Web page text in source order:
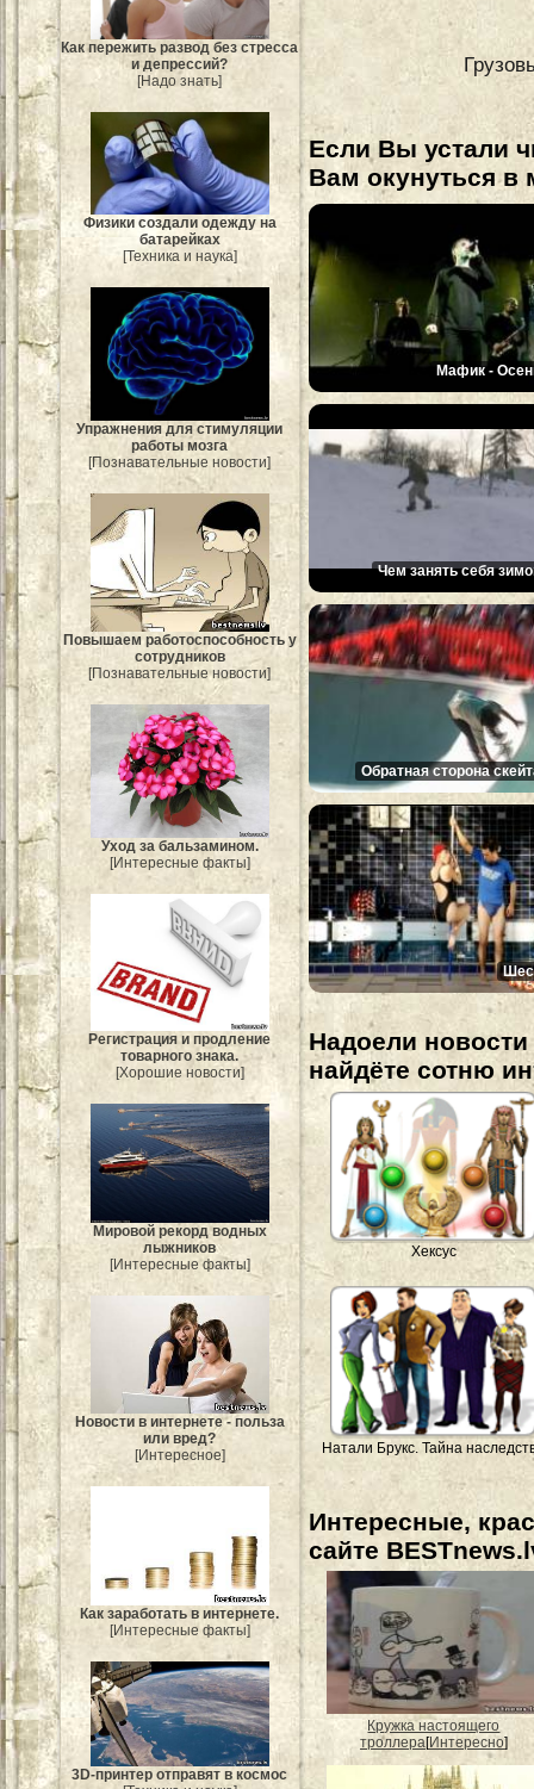
Как пережить развод без стресса
и депрессий?
[Надо знать]
Физики создали одежду на
батарейках
[Техника и наука]
Упражнения для стимуляции
работы мозга
[Познавательные новости]
Повышаем работоспособность у
сотрудников
[Познавательные новости]
Уход за бальзамином.
[Интересные факты]
Регистрация и продление
товарного знака.
[Хорошие новости]
Мировой рекорд водных
лыжников
[Интересные факты]
Новости в интернете - польза
или вред?
[Интересное]
Как заработать в интернете.
[Интересные факты]
3D-принтер отправят в космос
Если Вы устали
Вам окунуться в
Мафик -
Чем занять себя
Обратная сторона
Надоели
найдёте сотню
Хексус
Натали Брукс. Тайна
Интересные,
сайте
Кружка настоящего
троллера[Интересно]